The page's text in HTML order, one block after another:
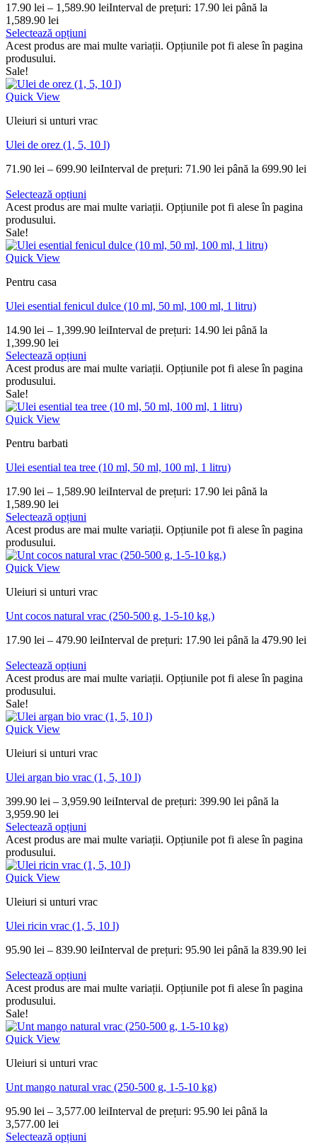
17.90 lei – 1,589.90 leiInterval de prețuri: 17.90 lei până la
1,589.90 lei
Selectează opțiuni
Acest produs are mai multe variații. Opțiunile pot fi alese în pagina
produsului.
Sale!
Quick View
Uleiuri si unturi vrac
Ulei de orez (1, 5, 10 l)
71.90 lei – 699.90 leiInterval de prețuri: 71.90 lei până la 699.90 lei
Selectează opțiuni
Acest produs are mai multe variații. Opțiunile pot fi alese în pagina
produsului.
Sale!
Quick View
Pentru casa
Ulei esential fenicul dulce (10 ml, 50 ml, 100 ml, 1 litru)
14.90 lei – 1,399.90 leiInterval de prețuri: 14.90 lei până la
1,399.90 lei
Selectează opțiuni
Acest produs are mai multe variații. Opțiunile pot fi alese în pagina
produsului.
Sale!
Quick View
Pentru barbati
Ulei esential tea tree (10 ml, 50 ml, 100 ml, 1 litru)
17.90 lei – 1,589.90 leiInterval de prețuri: 17.90 lei până la
1,589.90 lei
Selectează opțiuni
Acest produs are mai multe variații. Opțiunile pot fi alese în pagina
produsului.
Quick View
Uleiuri si unturi vrac
Unt cocos natural vrac (250-500 g, 1-5-10 kg.)
17.90 lei – 479.90 leiInterval de prețuri: 17.90 lei până la 479.90 lei
Selectează opțiuni
Acest produs are mai multe variații. Opțiunile pot fi alese în pagina
produsului.
Sale!
Quick View
Uleiuri si unturi vrac
Ulei argan bio vrac (1, 5, 10 l)
399.90 lei – 3,959.90 leiInterval de prețuri: 399.90 lei până la
3,959.90 lei
Selectează opțiuni
Acest produs are mai multe variații. Opțiunile pot fi alese în pagina
produsului.
Quick View
Uleiuri si unturi vrac
Ulei ricin vrac (1, 5, 10 l)
95.90 lei – 839.90 leiInterval de prețuri: 95.90 lei până la 839.90 lei
Selectează opțiuni
Acest produs are mai multe variații. Opțiunile pot fi alese în pagina
produsului.
Sale!
Quick View
Uleiuri si unturi vrac
Unt mango natural vrac (250-500 g, 1-5-10 kg)
95.90 lei – 3,577.00 leiInterval de prețuri: 95.90 lei până la
3,577.00 lei
Selectează opțiuni